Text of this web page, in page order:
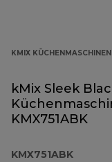
KMIX KÜCHENMASCHINEN
kMix Sleek
KMX751ABK
KMX751ABK